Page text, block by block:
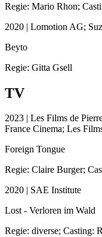
Regie: Mario Rhon;
2020 | Lomotion AG;
Beyto
Regie: Gitta Gsell
TV
2023 | Les Films de
France Cinema; Les
Foreign Tongue
Regie: Claire Burger;
2020 | SAE Institute
Lost - Verloren im Wald
Regie: diverse; Casting: